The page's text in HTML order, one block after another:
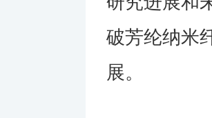
破芳纶纳米
展。